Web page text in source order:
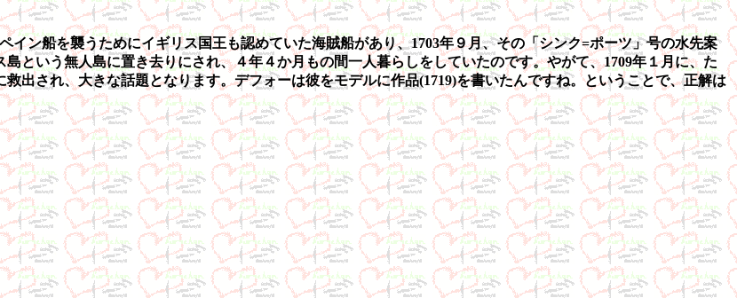
ン船を襲うためにイギリス国王も認めていた海賊船があり、1703年９月、その「シンク=ポーツ」号の水先案
という無人島に置き去りにされ、４年４か月もの間一人暮らしをしていたのです。やがて、1709年１月に、た
出され、大きな話題となります。デフォーは彼をモデルに作品(1719)を書いたんですね。ということで、正解は